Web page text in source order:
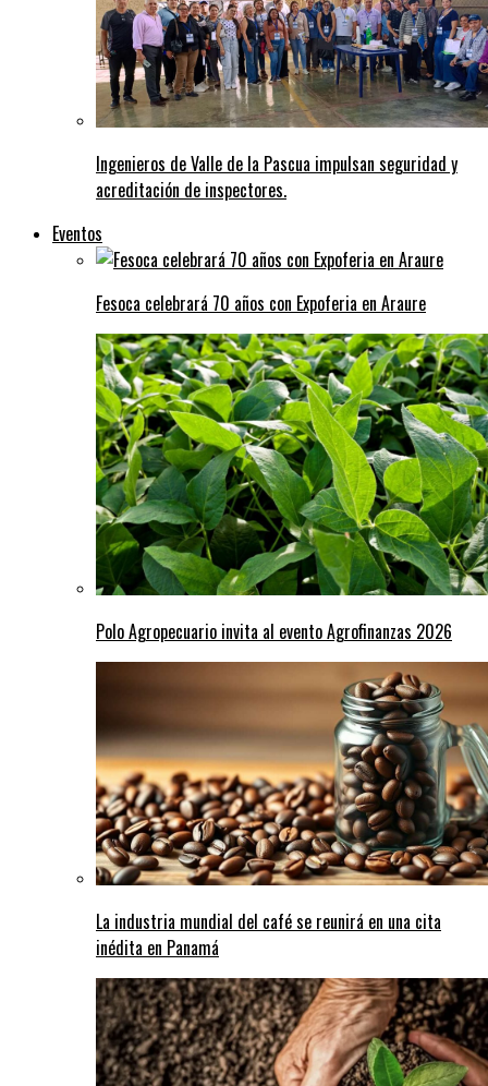
Ingenieros de Valle de la Pascua impulsan seguridad y
acreditación de inspectores.
Eventos
Fesoca celebrará 70 años con Expoferia en Araure
Polo Agropecuario invita al evento Agrofinanzas 2026
La industria mundial del café se reunirá en una cita
inédita en Panamá